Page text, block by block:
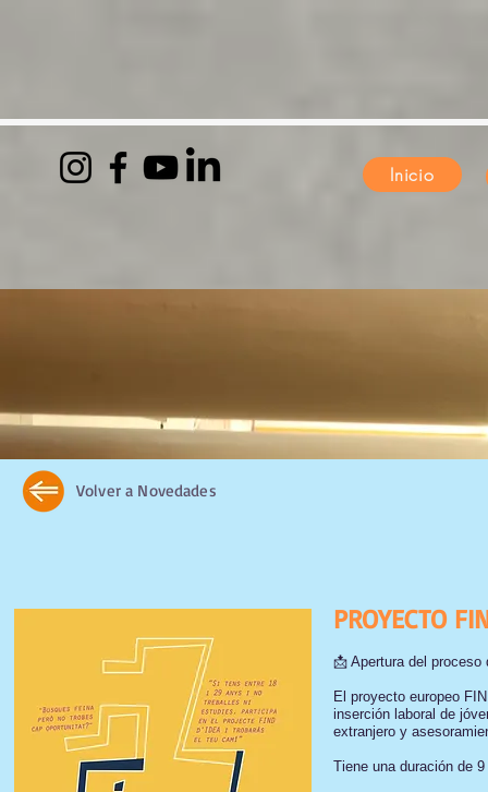
Inicio
Volver a Novedades
PROYECTO
📩 Apertura del
El proyecto europeo
inserción laboral de
extranjero y
Tiene una duración de